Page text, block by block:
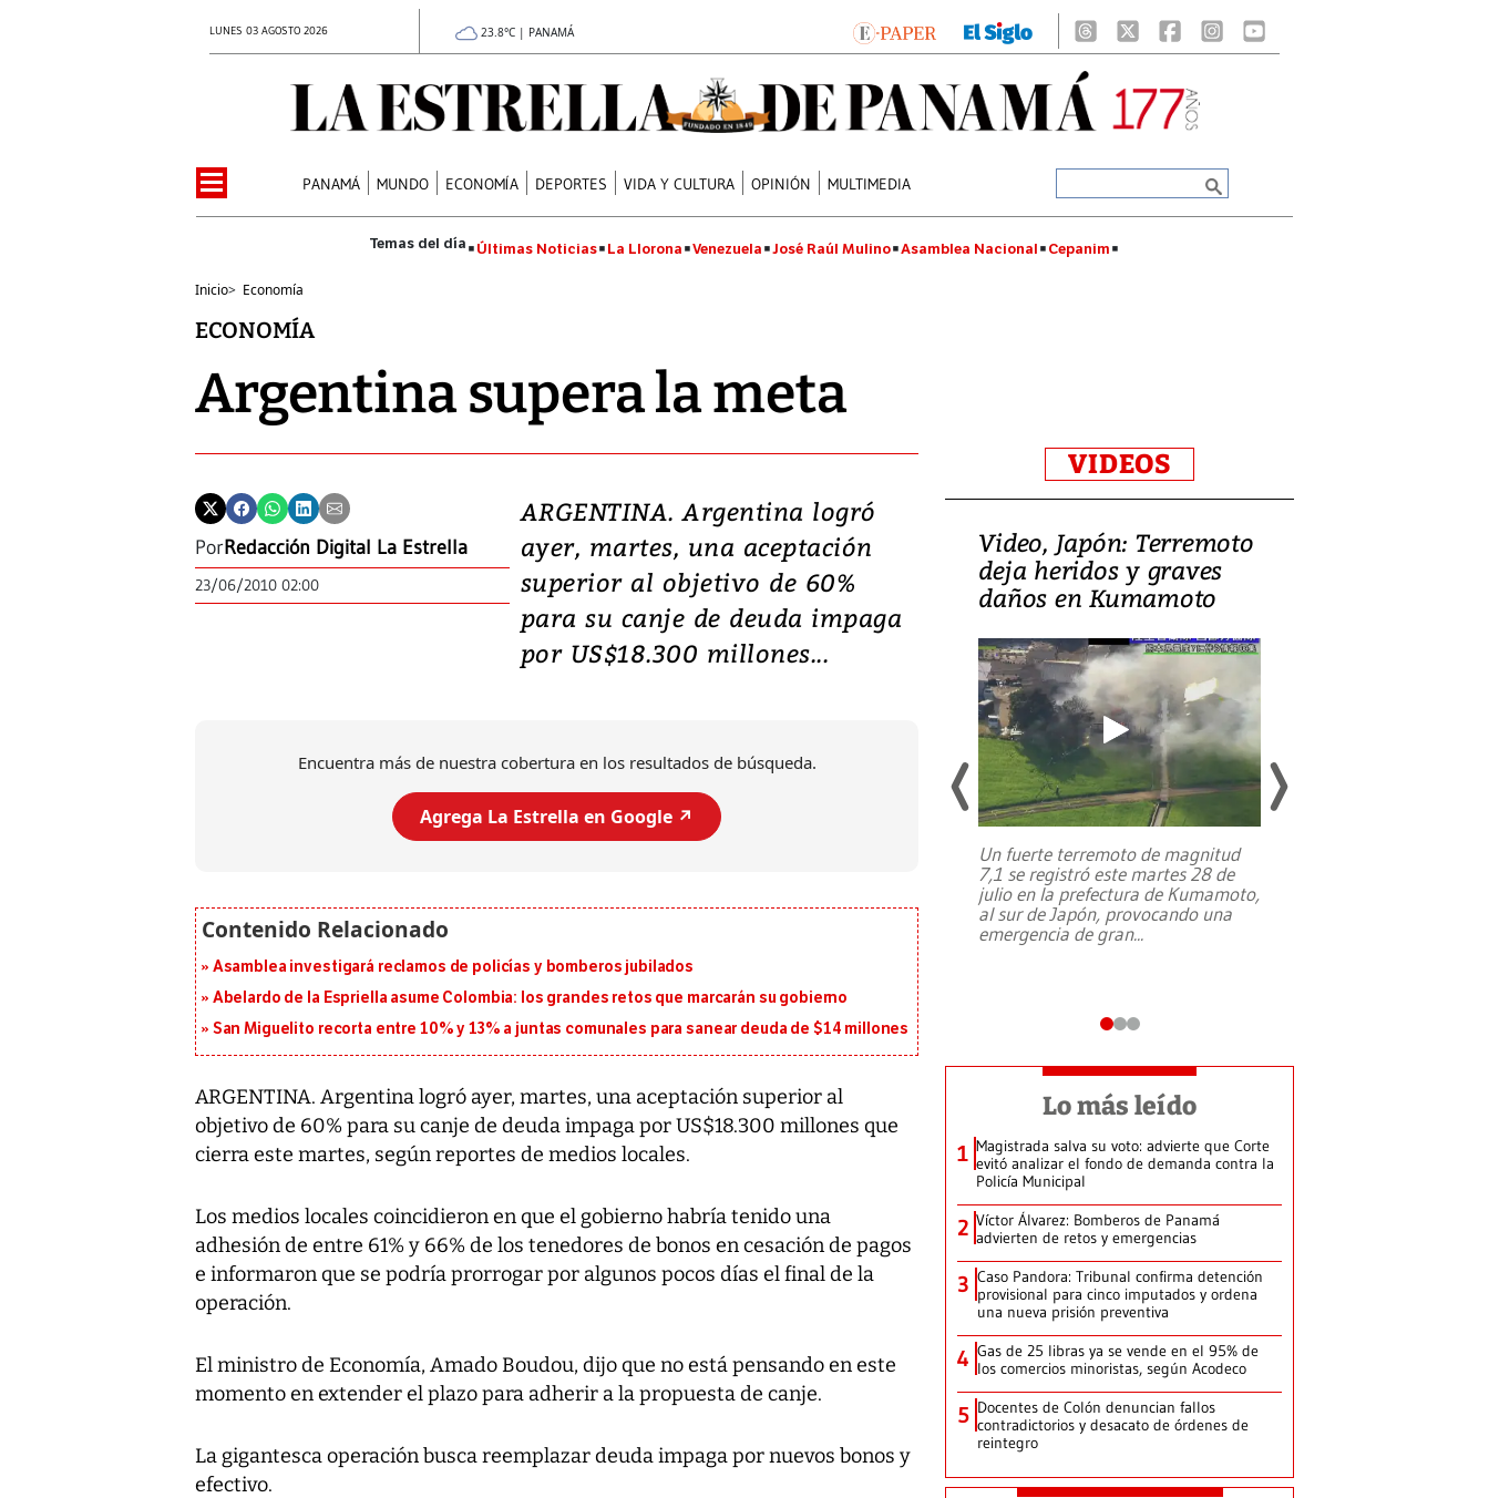
LUNES 03 AGOSTO 2026 23.8°C | PANAMÁ
PANAMÁ MUNDO ECONOMÍA DEPORTES VIDA Y CULTURA OPINIÓN MULTIMEDIA
Últimas Noticias La Llorona Venezuela José Raúl Mulino Asamblea Nacional Cepanim
Inicio> Economía
ECONOMÍA
Argentina supera la meta
PorRedacción Digital La Estrella
23/06/2010 02:00
ARGENTINA. Argentina logró
ayer, martes, una aceptación
superior al objetivo de 60%
para su canje de deuda impaga
por US$18.300 millones...
Encuentra más de nuestra cobertura en los resultados de búsqueda.
Agrega La Estrella en Google ↗️
Asamblea investigará reclamos de policías y bomberos jubilados
Abelardo de la Espriella asume Colombia: los grandes retos que marcarán su gobierno
San Miguelito recorta entre 10% y 13% a juntas comunales para sanear deuda de $14 millones
ARGENTINA. Argentina logró ayer, martes, una aceptación superior al
objetivo de 60% para su canje de deuda impaga por US$18.300 millones que
cierra este martes, según reportes de medios locales.
Los medios locales coincidieron en que el gobierno habría tenido una
adhesión de entre 61% y 66% de los tenedores de bonos en cesación de pagos
e informaron que se podría prorrogar por algunos pocos días el final de la
operación.
El ministro de Economía, Amado Boudou, dijo que no está pensando en este
momento en extender el plazo para adherir a la propuesta de canje.
La gigantesca operación busca reemplazar deuda impaga por nuevos bonos y
efectivo.
VIDEOS
Isidro Carbonell,
director de la Lotería:
‘Vamos a ser más
transparentes, tengan fe
Video, Japón: Terremoto
deja heridos y graves
daños en Kumamoto
Un fuerte terremoto de magnitud
7,1 se registró este martes 28 de
julio en la prefectura de Kumamoto,
al sur de Japón, provocando una
emergencia de gran...
Lo más leído
1 Magistrada salva su voto: advierte que Corte
evitó analizar el fondo de demanda contra la
Policía Municipal
2 Víctor Álvarez: Bomberos de Panamá
advierten de retos y emergencias
3 Caso Pandora: Tribunal confirma detención
provisional para cinco imputados y ordena
una nueva prisión preventiva
4 Gas de 25 libras ya se vende en el 95% de
los comercios minoristas, según Acodeco
5 Docentes de Colón denuncian fallos
contradictorios y desacato de órdenes de
reintegro